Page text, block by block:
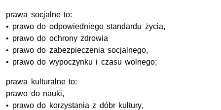
prawa socjalne to:
• prawo do odpowiedniego standardu życia,
• prawo do ochrony zdrowia
• prawo do zabezpieczenia socjalnego,
• prawo do wypoczynku i czasu wolnego;
prawa kulturalne to:
prawo do nauki,
• prawo do korzystania z dóbr kultury,